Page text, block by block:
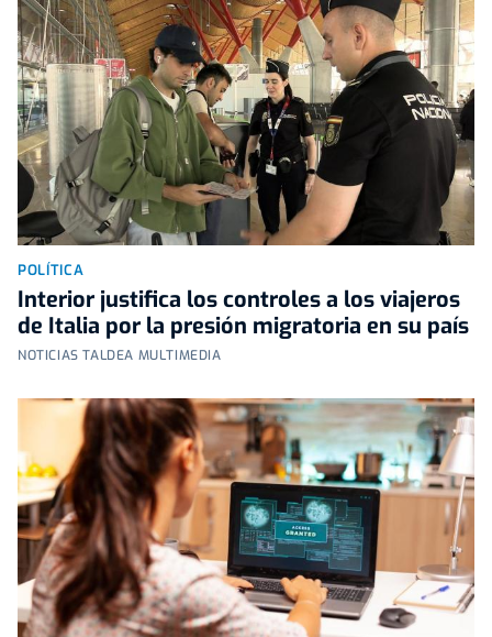
POLÍTICA
Interior justifica los controles a los viajeros
de Italia por la presión migratoria en su país
NOTICIAS TALDEA MULTIMEDIA